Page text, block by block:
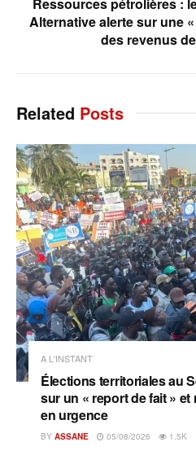
Alternative alerte sur une
des revenus
Related Posts
A L'INSTANT
Élections territoriales au
sur un « report de fait »
en urgence
BY ASSANE 05/08/2026 1.5K